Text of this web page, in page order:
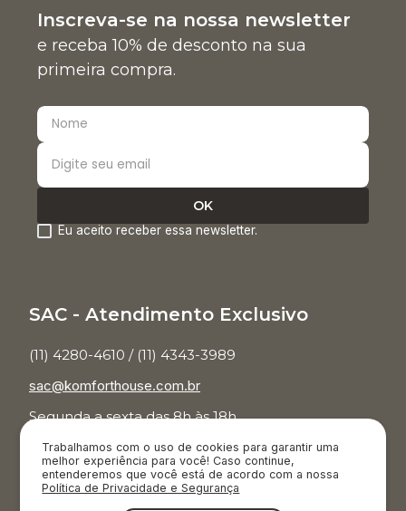
Trabalhamos com o uso de cookies para garantir uma
melhor experiência para você! Caso continue,
entenderemos que você está de acordo com a nossa
Política de Privacidade e Segurança
Inscreva-se na nossa newsletter
e receba 10% de desconto na sua
primeira compra.
Eu aceito receber essa newsletter.
SAC - Atendimento Exclusivo
(11) 4280-4610 / (11) 4343-3989
sac@komforthouse.com.br
Segunda a sexta das 8h às 18h.
Televendas
(11) 3854-7001